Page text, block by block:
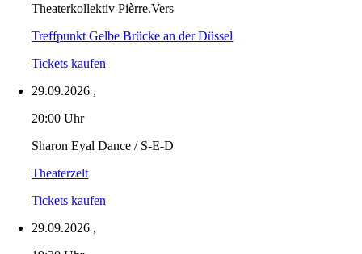
Theaterkollektiv Pièrre.Vers
Treffpunkt Gelbe Brücke an der Düssel
Tickets kaufen
29.09.2026 ,
20:00 Uhr
Sharon Eyal Dance / S-E-D
Theaterzelt
Tickets kaufen
29.09.2026 ,